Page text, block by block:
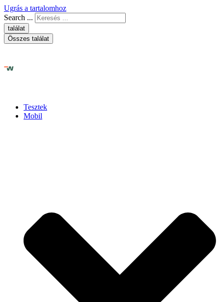
Ugrás a tartalomhoz
Search ...
találat
Összes találat
Tesztek
Mobil